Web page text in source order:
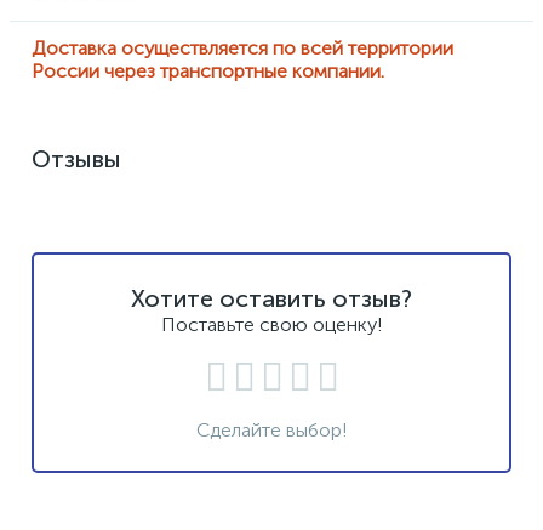
Доставка осуществляется по всей территории
России через транспортные компании.
Отзывы
Хотите оставить отзыв?
Поставьте свою оценку!
Сделайте выбор!